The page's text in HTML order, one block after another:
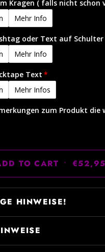
Kragen ( falls nicht schon
Mehr Info
oder Text auf Schulter
Mehr Info
Text
Mehr Infos
zum Produkt die
TO CART • €52,95
HINWEISE!